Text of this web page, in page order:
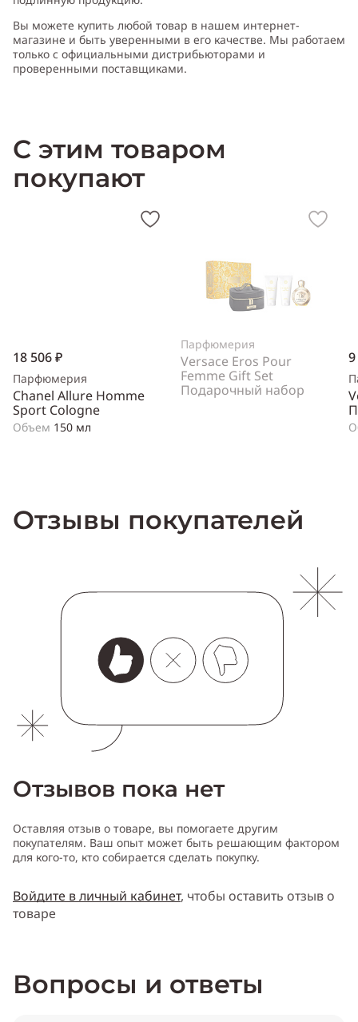
Cодержит ноты:амбретта, ирис, древесина, мускус
Вы можете купить любой товар в нашем интернет-
магазине и быть уверенными в его качестве. Мы работаем
только с официальными дистрибьюторами и
проверенными поставщиками.
С этим товаром
покупают
18 506 ₽
Парфюмерия
Chanel Allure Homme
Sport Cologne
Объем 150 мл
Парфюмерия
Versace Eros Pour
Femme Gift Set
Подарочный набор
Отзывы покупателей
Отзывов пока нет
Оставляя отзыв о товаре, вы помогаете другим
покупателям. Ваш опыт может быть решающим фактором
для кого-то, кто собирается сделать покупку.
Войдите в личный кабинет, чтобы оставить отзыв о
товаре
Вопросы и ответы